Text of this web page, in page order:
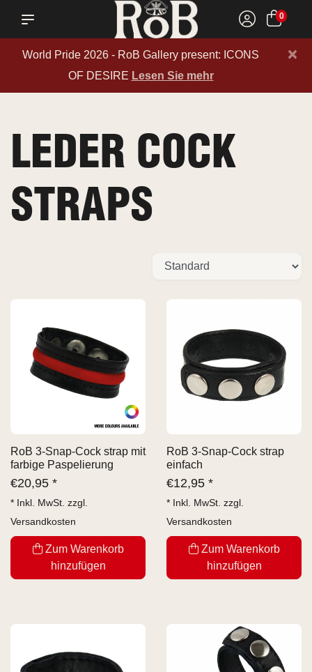
0
World Pride 2026 - RoB Gallery present: ICONS
OF DESIRE Lesen Sie mehr
×
LEDER COCK
STRAPS
RoB 3-Snap-Cock strap mit
farbige Paspelierung
€20,95 *
* Inkl. MwSt. zzgl.
Versandkosten
Zum Warenkorb
hinzufügen
RoB 3-Snap-Cock strap
einfach
€12,95 *
* Inkl. MwSt. zzgl.
Versandkosten
Zum Warenkorb
hinzufügen